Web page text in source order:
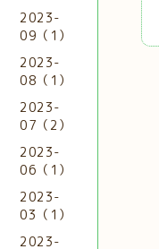
2023-
09（1）
2023-
08（1）
2023-
07（2）
2023-
06（1）
2023-
03（1）
2023-